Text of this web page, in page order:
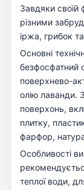
Завдяки своїй
різними
іржа, грибок
Основні
безфосфатний
поверхнево-
олію лаванди.
поверхонь,
плитку,
фарфор,
Особливості
теплої води,